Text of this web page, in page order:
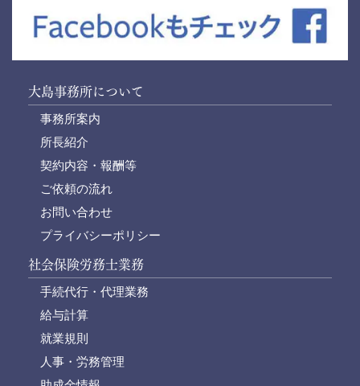
大島事務所について
事務所案内
所長紹介
契約内容・報酬等
ご依頼の流れ
お問い合わせ
プライバシーポリシー
社会保険労務士業務
手続代行・代理業務
給与計算
就業規則
人事・労務管理